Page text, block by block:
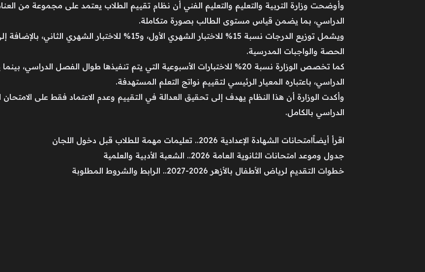
وأوضحت وزارة التربية والتعليم والتعليم الفني أن نظام تقييم الطلاب يعتمد على مجموعة من
الدراسي، بما يضمن قياس مستوى الطالب بصورة متكاملة.
الحصة والواجبات المدرسية.
الدراسي، باعتباره المعيار الرئيسي لتقييم نواتج التعلم المستهدفة.
وأكدت الوزارة أن هذا النظام يهدف إلى تحقيق العدالة في التقييم وعدم الاعتماد فقط على الامتحان
الدراسي بالكامل.
اقرأ أيضاًامتحانات الشهادة الإعدادية 2026.. تعليمات مهمة للطلاب قبل دخول اللجان
جدول وموعد امتحانات الثانوية العامة 2026.. الشعبة الأدبية والعلمية
خطوات التقديم لرياض الأطفال بالأزهر 2026-2027.. الرابط والشروط المطلوبة